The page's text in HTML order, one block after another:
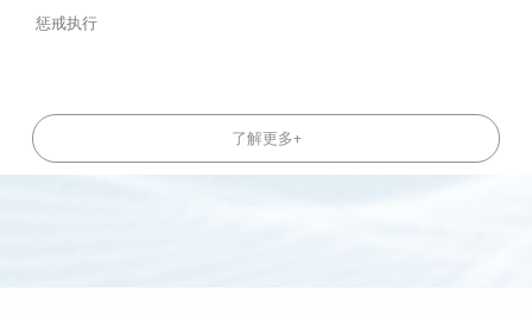
惩戒执行
了解更多+